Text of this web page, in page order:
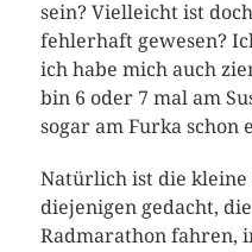
sein? Vielleicht ist
fehlerhaft gewesen?
ich habe mich auch
bin 6 oder 7 mal am
sogar am Furka schon
Natürlich ist die kleine
diejenigen gedacht,
Radmarathon fahren,